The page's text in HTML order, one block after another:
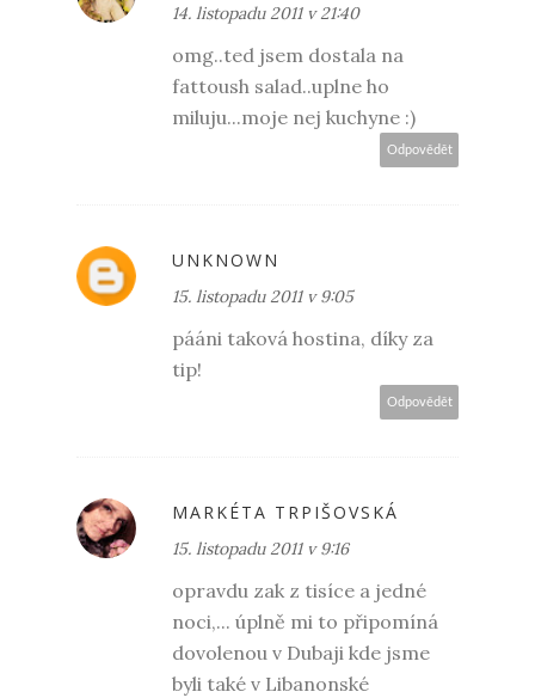
14. listopadu 2011 v 21:40
omg..ted jsem dostala na
fattoush salad..uplne ho
miluju...moje nej kuchyne :)
Odpovědět
UNKNOWN
15. listopadu 2011 v 9:05
pááni taková hostina, díky za
tip!
Odpovědět
MARKÉTA TRPIŠOVSKÁ
15. listopadu 2011 v 9:16
opravdu zak z tisíce a jedné
noci,... úplně mi to připomíná
dovolenou v Dubaji kde jsme
byli také v Libanonské